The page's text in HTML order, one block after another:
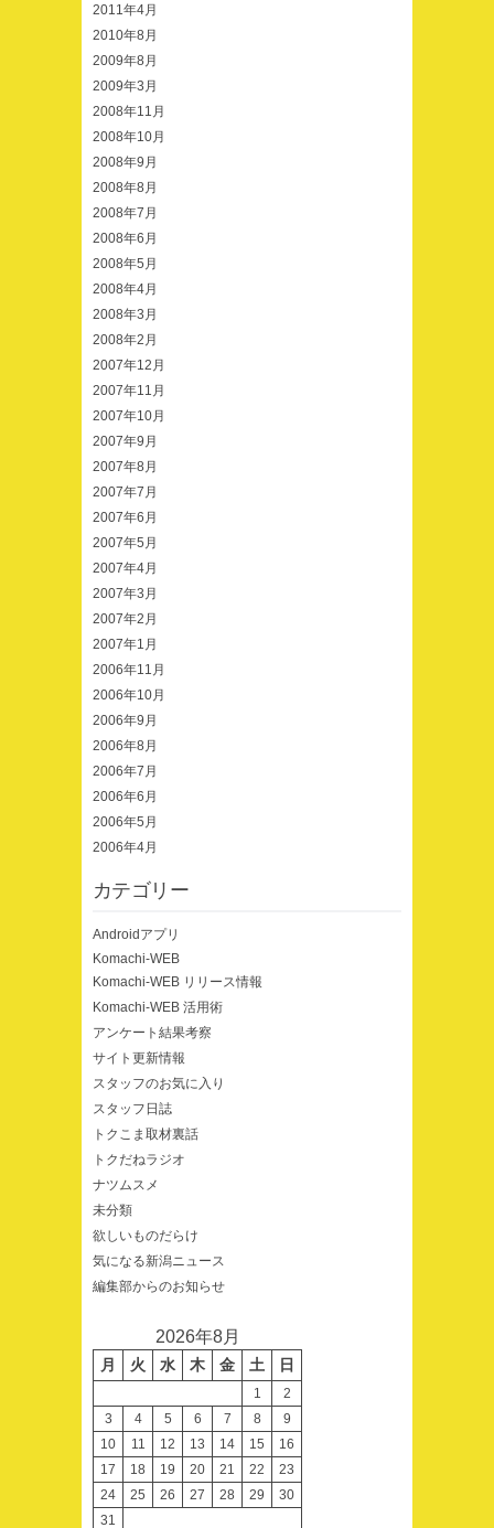
2011年4月
2010年8月
2009年8月
2009年3月
2008年11月
2008年10月
2008年9月
2008年8月
2008年7月
2008年6月
2008年5月
2008年4月
2008年3月
2008年2月
2007年12月
2007年11月
2007年10月
2007年9月
2007年8月
2007年7月
2007年6月
2007年5月
2007年4月
2007年3月
2007年2月
2007年1月
2006年11月
2006年10月
2006年9月
2006年8月
2006年7月
2006年6月
2006年5月
2006年4月
カテゴリー
Androidアプリ
Komachi-WEB
Komachi-WEB リリース情報
Komachi-WEB 活用術
アンケート結果考察
サイト更新情報
スタッフのお気に入り
スタッフ日誌
トクこま取材裏話
トクだねラジオ
ナツムスメ
未分類
欲しいものだらけ
気になる新潟ニュース
編集部からのお知らせ
2026年8月
月 火 水 木 金 土 日
1
2
3
4 5 6 7 8
9
10
11 12 13 14 15
16
17
18 19 20 21 22
23
24
25 26 27 28 29
30
31